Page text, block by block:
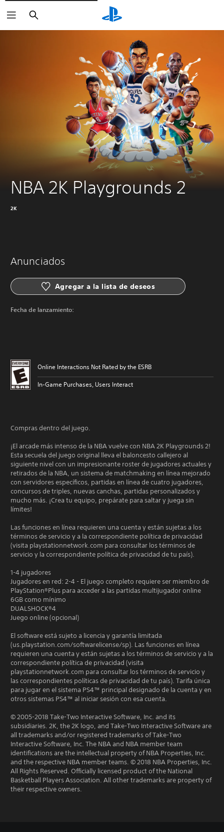
Buscar
NBA 2K Playgrounds 2
2K
Anunciados
Agregar a la lista de deseos
Fecha de lanzamiento:
Online Interactions Not Rated by the ESRB
In-Game Purchases, Users Interact
Compras dentro del juego.
¡El arcade más intenso de la NBA vuelve con NBA 2K Playgrounds 2!
Esta secuela del juego original lleva el baloncesto callejero al
siguiente nivel con un impresionante roster de jugadores actuales y
retirados de la NBA, un sistema de matchmaking en línea mejorado
con servidores específicos, partidas en línea de cuatro jugadores,
concursos de triples, nuevas canchas, partidas personalizados y
mucho más. ¡Crea tu equipo, prepárate para saltar y juega sin
límites!
Las funciones en línea requieren una cuenta y están sujetas a los
términos de servicio y a la correspondiente política de privacidad
(visita playstationnetwork.com para consultar los términos de
servicio y la correspondiente política de privacidad de tu país).
1-4 jugadores
Jugadores en red: 2-4 - El juego completo requiere ser miembro de
PlayStation®Plus para acceder a las partidas multijugador online
6GB como mínimo
DUALSHOCK®4
Juego online (opcional)
El software está sujeto a licencia y garantía limitada
(us.playstation.com/softwarelicense/sp). Las funciones en línea
requieren una cuenta y están sujetas a los términos de servicio y a la
correspondiente política de privacidad (visita
playstationnetwork.com para consultar los términos de servicio y
las correspondientes políticas de privacidad de tu país). Tarifa única
para jugar en el sistema PS4™ principal designado de la cuenta y en
otros sistemas PS4™ al iniciar sesión con esa cuenta.
© 2005-2018 Take-Two Interactive Software, Inc. and its
subsidiaries. 2K, the 2K logo, and Take-Two Interactive Software are
all trademarks and/or registered trademarks of Take-Two
Interactive Software, Inc. The NBA and NBA member team
identifications are the intellectual property of NBA Properties, Inc.
and the respective NBA member teams. © 2018 NBA Properties, Inc.
All Rights Reserved. Officially licensed product of the National
Basketball Players Association. All other trademarks are property of
their respective owners.